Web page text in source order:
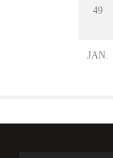
49
JAN.